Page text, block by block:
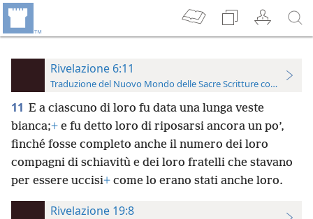
Rivelazione 6:11
Traduzione del Nuovo Mondo delle Sacre Scritture con
11 E a ciascuno di loro fu data una lunga veste
bianca;+ e fu detto loro di riposarsi ancora un po’,
finché fosse completo anche il numero dei loro
compagni di schiavitù e dei loro fratelli che stavano
per essere uccisi+ come lo erano stati anche loro.
Rivelazione 19:8